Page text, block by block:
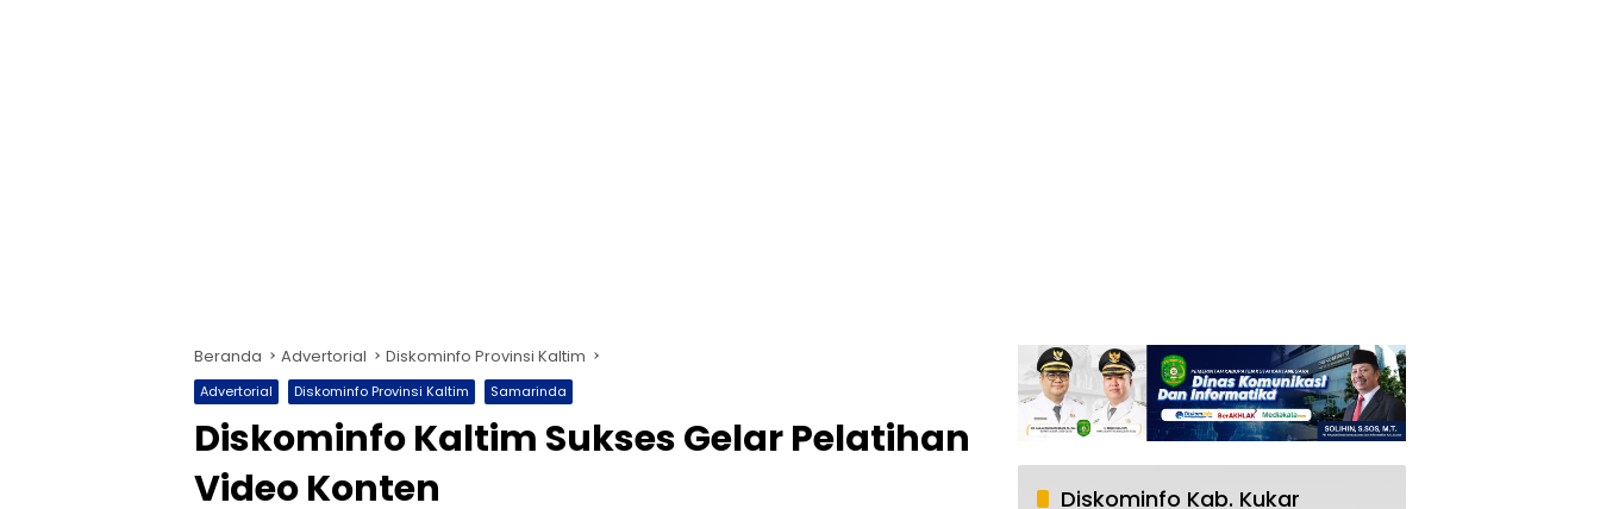
Beranda Advertorial Diskominfo Provinsi Kaltim
Advertorial Diskominfo Provinsi Kaltim Samarinda
Diskominfo Kaltim Sukses Gelar Pelatihan
Video Konten
Diskominfo Kab. Kukar